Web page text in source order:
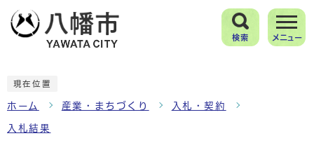
検索 メニュー
現在位置
ホーム 産業・まちづくり 入札・契約
入札結果